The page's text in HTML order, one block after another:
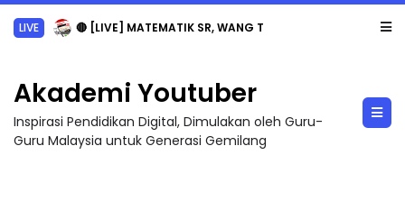
LIVE 🔴 [LIVE] MATEMATIK SR, WANG TAHUN 6 OLEH CIKGU ANITA #ALLINONE #141 #...
Akademi Youtuber
Inspirasi Pendidikan Digital, Dimulakan oleh Guru-
Guru Malaysia untuk Generasi Gemilang